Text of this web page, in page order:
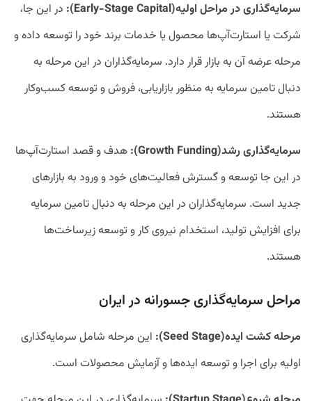
سرمایه‌گذاری در مراحل اولیه(Early-Stage Capital):
در این جا،
شرکت یا استارت‌آپ‌ها محصول یا خدمات برند خود را توسعه داده و
مرحله عرضه آن به بازار قرار دارد. سرمایه‌گذاران در این مرحله به
دنبال تامین سرمایه به منظور بازاریابی، فروش و توسعه کسب‌وکار
هستند.
سرمایه‌گذاری رشد(Growth Funding):
هدف و قصد استارت‌آپ‌ها
در این جا توسعه و گسترش فعالیت‌های خود و ورود به بازارهای
جدید است. سرمایه‌گذاران در این مرحله به دنبال تامین سرمایه
برای افزایش تولید، استخدام نیروی کار و توسعه زیرساخت‌ها
هستند.
مراحل سرمایه‌گذاری جسورانه در ایران
مرحله کشت ایده(Seed Stage):
این مرحله شامل سرمایه‌گذاری
اولیه برای اجرا و توسعه ایده‌ها و آزمایش محصولات است.